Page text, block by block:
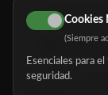
616 113
Buscador de
Cookies
(Siempre
Esenciales para
seguridad.